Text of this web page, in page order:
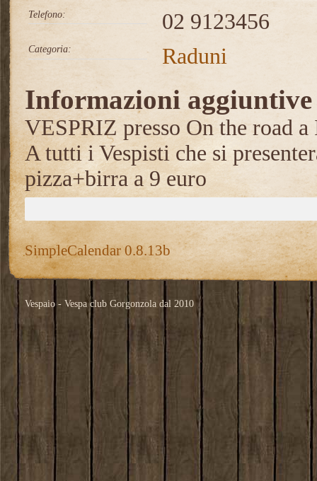
Telefono: 02 9123456
Categoria: Raduni
Informazioni aggiuntive
VESPRIZ presso On the road
A tutti i Vespisti che si
pizza+birra a 9 euro
SimpleCalendar 0.8.13b
Vespaio - Vespa club Gorgonzola dal 2010